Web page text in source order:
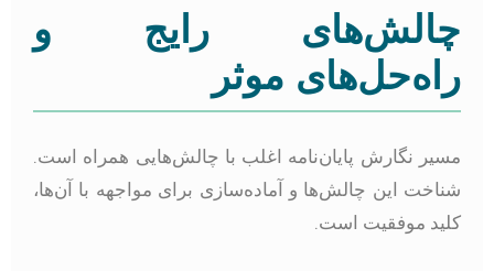
چالش‌های رایج و
راه‌حل‌های موثر
مسیر نگارش پایان‌نامه اغلب با چالش‌هایی همراه است.
شناخت این چالش‌ها و آماده‌سازی برای مواجهه با آن‌ها،
کلید موفقیت است.